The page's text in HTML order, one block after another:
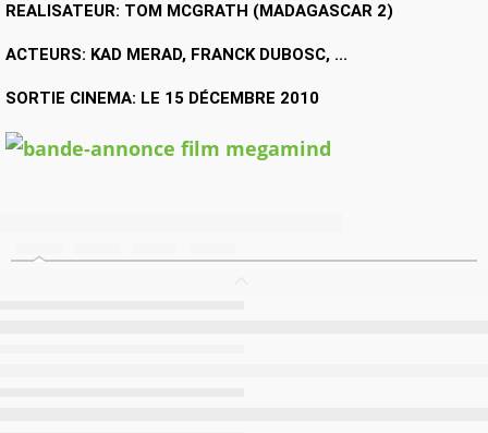
REALISATEUR: TOM MCGRATH (MADAGASCAR 2)
ACTEURS: KAD MERAD, FRANCK DUBOSC, ...
SORTIE CINEMA: LE 15 DÉCEMBRE 2010